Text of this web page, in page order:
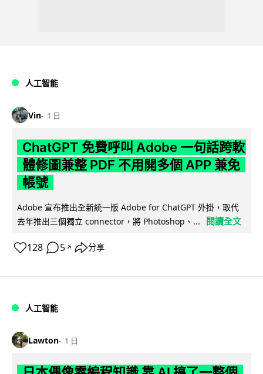
人工智能
Vin 1 日
ChatGPT 免費呼叫 Adobe 一句話跨軟
體修圖兼整 PDF 不用開多個 APP 兼免
帳號
Adobe 宣布推出全新統一版 Adobe for ChatGPT 外掛，取代
去年推出三個獨立 connector，將 Photoshop、...
閱讀全文
128 5 ↗ 分享
人工智能
Lawton 1 日